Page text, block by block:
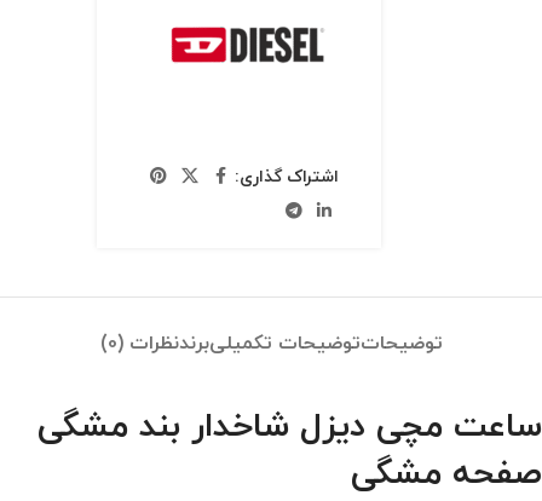
اشتراک گذاری:
توضیحاتتوضیحات تکمیلیبرندنظرات (0)
ساعت مچی دیزل شاخدار بند مشگی
صفحه مشگی